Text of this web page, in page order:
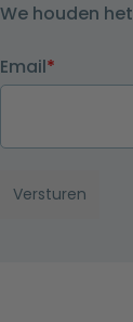
We houden
Email*